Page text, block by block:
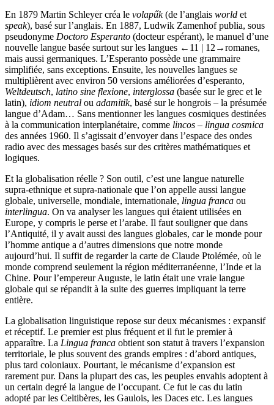
En 1879 Martin Schleyer créa le volapűk(de l’anglais world et
speak), basé sur l’anglais. En 1887, Ludwik Zamenhof publia, sous
pseudonyme Doctoro Esperanto (docteur espérant), le manuel d’une
nouvelle langue basée surtout sur les langues ←11 | 12→romanes,
mais aussi germaniques. L’Esperanto possède une grammaire
simplifiée, sans exceptions. Ensuite, les nouvelles langues se
multiplièrent avec environ 50 versions améliorées d’esperanto,
Weltdeutsch, latino sine flexione, interglossa (basée sur le grec et le
latin), idiom neutral ou adamitik, basé sur le hongrois – la présumée
langue d’Adam… Sans mentionner les langues cosmiques destinées
à la communication interplanétaire, comme lincos – lingua cosmica
des années 1960. Il s’agissait d’envoyer dans l’espace des ondes
radio avec des messages basés sur des critères mathématiques et
logiques.
Et la globalisation réelle ? Son outil, c’est une langue naturelle
supra-ethnique et supra-nationale que l’on appelle aussi langue
globale, universelle, mondiale, internationale, lingua franca ou
interlingua. On va analyser les langues qui étaient utilisées en
Europe, y compris le perse et l’arabe. Il faut souligner que dans
l’Antiquité, il y avait aussi des langues globales, car le monde pour
l’homme antique a d’autres dimensions que notre monde
aujourd’hui. Il suffit de regarder la carte de Claude Ptolémée, où le
monde comprend seulement la région méditerranéenne, l’Inde et la
Chine. Pour l’empereur Auguste, le latin était une vraie langue
globale qui se répandit à la suite des guerres impliquant la terre
entière.
La globalisation linguistique repose sur deux mécanismes : expansif
et réceptif. Le premier est plus fréquent et il fut le premier à
apparaître. La Lingua franca obtient son statut à travers l’expansion
territoriale, le plus souvent des grands empires : d’abord antiques,
plus tard coloniaux. Pourtant, le mécanisme d’expansion est
rarement pur. Dans la plupart des cas, les peuples envahis adoptent à
un certain degré la langue de l’occupant. Ce fut le cas du latin
adopté par les Celtibères, les Gaulois, les Daces etc. Les langues